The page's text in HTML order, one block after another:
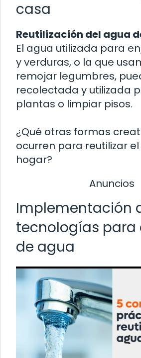
casa
Reutilización del agua
El agua utilizada para
y verduras, o la que
remojar legumbres,
recolectada y utilizada
plantas o limpiar pisos.
¿Qué otras formas
ocurren para reutilizar
hogar?
Anuncios
Implementación
tecnologías para
de agua